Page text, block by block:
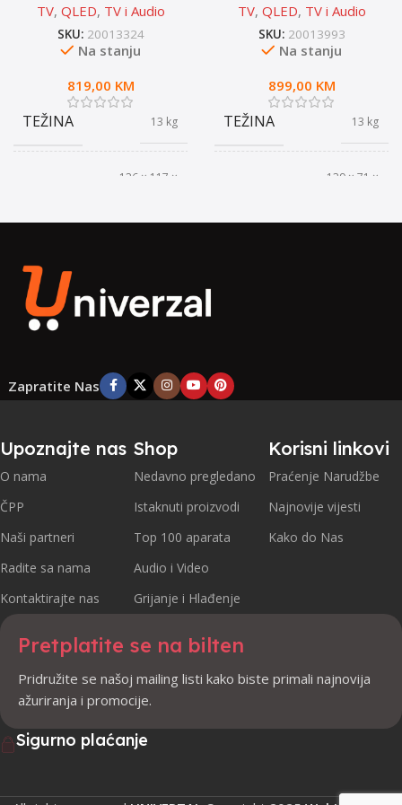
TV, QLED, TV i Audio
SKU: 20013324
Na stanju
819,00 KM
TEŽINA 13 kg
126 × 117 ×
DIJAGONALA 50 inča
TV, QLED, TV i Audio
SKU: 20013993
Na stanju
899,00 KM
TEŽINA 13 kg
139 × 71 ×
Zapratite Nas
Upoznajte nas
O nama
ČPP
Naši partneri
Radite sa nama
Kontaktirajte nas
Shop
Nedavno pregledano
Istaknuti proizvodi
Top 100 aparata
Audio i Video
Grijanje i Hlađenje
Korisni linkovi
Praćenje Narudžbe
Najnovije vijesti
Kako do Nas
Pretplatite se na bilten
Pridružite se našoj mailing listi kako biste primali najnovija
ažuriranja i promocije.
Sigurno plaćanje